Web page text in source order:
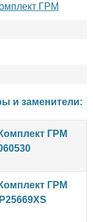
ГРМ
и заменители:
Комплект ГРМ
Комплект ГРМ